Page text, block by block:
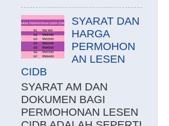
SYARAT DAN
HARGA
PERMOHON
AN LESEN
CIDB
SYARAT AM DAN
DOKUMEN BAGI
PERMOHONAN LESEN